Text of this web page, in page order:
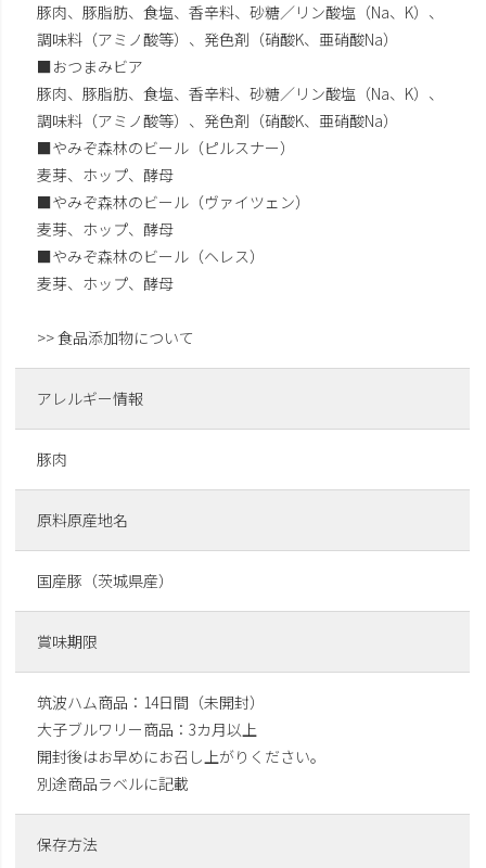
豚肉、豚脂肪、食塩、香辛料、砂糖／リン酸塩（Na、K）、
調味料（アミノ酸等）、発色剤（硝酸K、亜硝酸Na）
■おつまみビア
豚肉、豚脂肪、食塩、香辛料、砂糖／リン酸塩（Na、K）、
調味料（アミノ酸等）、発色剤（硝酸K、亜硝酸Na）
■やみぞ森林のビール（ピルスナー）
麦芽、ホップ、酵母
■やみぞ森林のビール（ヴァイツェン）
麦芽、ホップ、酵母
■やみぞ森林のビール（ヘレス）
麦芽、ホップ、酵母
>> 食品添加物について
アレルギー情報
豚肉
原料原産地名
国産豚（茨城県産）
賞味期限
筑波ハム商品：14日間（未開封）
大子ブルワリー商品：3カ月以上
開封後はお早めにお召し上がりください。
別途商品ラベルに記載
保存方法